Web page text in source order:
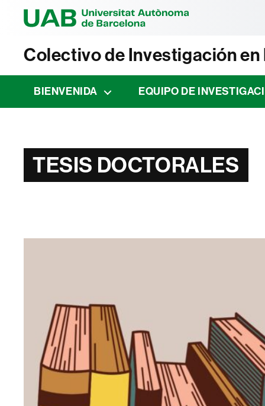
Colectivo de Investigación
BIENVENIDA EQUIPO DE
TESIS DOCTORALES